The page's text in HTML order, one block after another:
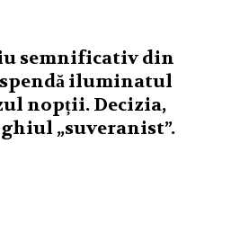
semnificativ din
iluminatul
nopții. Decizia,
„suveranist”.